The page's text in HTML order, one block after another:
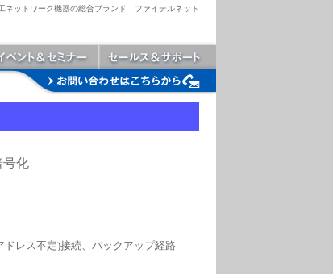
ネットワーク機器の総合ブランド ファイテルネット
号化
ドレス不定)接続、バックアップ経路